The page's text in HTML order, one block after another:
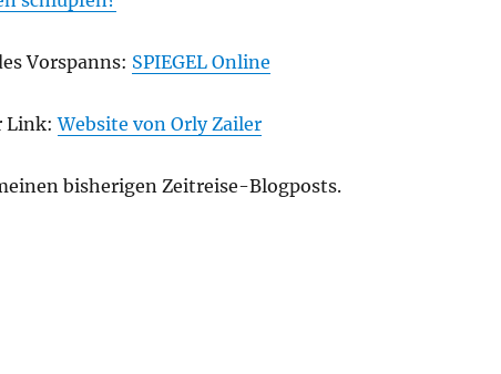
Vorspanns: SPIEGEL Online
Link:Website von Orly Zailer
bisherigen Zeitreise-Blogposts.